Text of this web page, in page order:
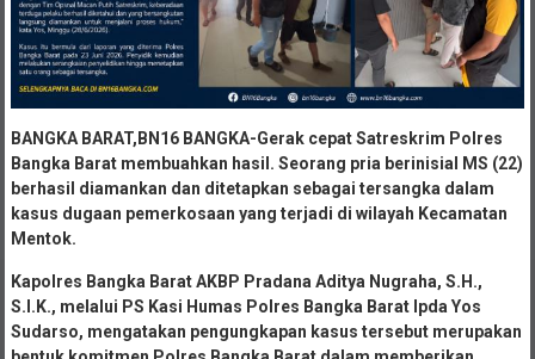
BANGKA BARAT,BN16 BANGKA-Gerak cepat Satreskrim Polres
Bangka Barat membuahkan hasil. Seorang pria berinisial MS (22)
berhasil diamankan dan ditetapkan sebagai tersangka dalam
kasus dugaan pemerkosaan yang terjadi di wilayah Kecamatan
Mentok.
Kapolres Bangka Barat AKBP Pradana Aditya Nugraha, S.H.,
S.I.K., melalui PS Kasi Humas Polres Bangka Barat Ipda Yos
Sudarso, mengatakan pengungkapan kasus tersebut merupakan